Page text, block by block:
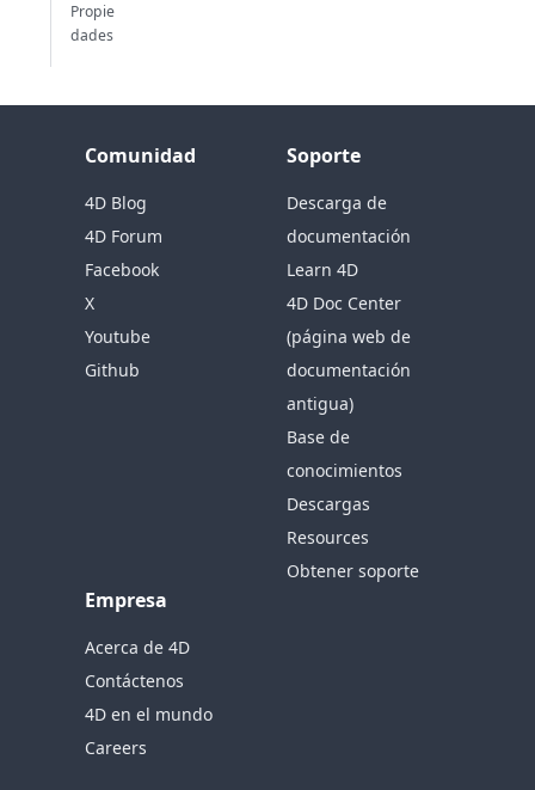
Propie
dades
Comunidad
4D Blog
4D Forum
Facebook
X
Youtube
Github
Soporte
Descarga de
documentación
Learn 4D
4D Doc Center
(página web de
documentación
antigua)
Base de
conocimientos
Descargas
Resources
Obtener soporte
Empresa
Acerca de 4D
Contáctenos
4D en el mundo
Careers